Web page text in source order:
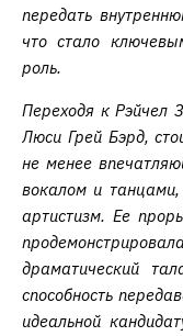
передать
что стало
роль.
Переходя к Рэйчел
Люси Грей Бэрд,
не менее
вокалом и танцами,
артистизм. Ее
драматический
способность
идеальной